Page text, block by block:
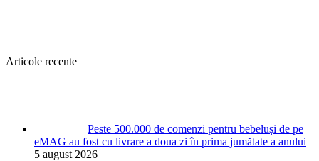
Articole recente
Peste 500.000 de comenzi pentru bebeluși de pe
eMAG au fost cu livrare a doua zi în prima jumătate a anului
5 august 2026